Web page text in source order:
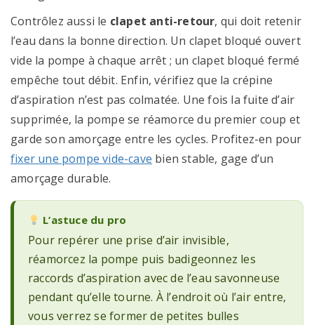
Contrôlez aussi le clapet anti-retour, qui doit retenir
l’eau dans la bonne direction. Un clapet bloqué ouvert
vide la pompe à chaque arrêt ; un clapet bloqué fermé
empêche tout débit. Enfin, vérifiez que la crépine
d’aspiration n’est pas colmatée. Une fois la fuite d’air
supprimée, la pompe se réamorce du premier coup et
garde son amorçage entre les cycles. Profitez-en pour
fixer une pompe vide-cave bien stable, gage d’un
amorçage durable.
L’astuce du pro
Pour repérer une prise d’air invisible,
réamorcez la pompe puis badigeonnez les
raccords d’aspiration avec de l’eau savonneuse
pendant qu’elle tourne. À l’endroit où l’air entre,
vous verrez se former de petites bulles